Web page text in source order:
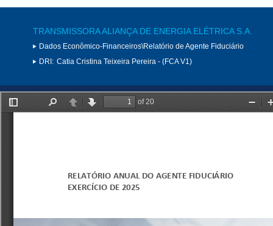
TRANSMISSORA ALIANÇA DE ENERGIA ELÉTRICA S.A.
Dados Econômico-Financeiros\Relatório de Agente Fiduciário
DRI: Catia Cristina Teixeira Pereira - (FCA V1)